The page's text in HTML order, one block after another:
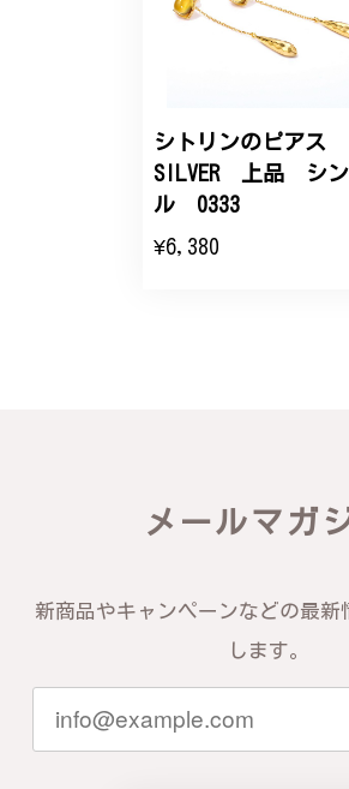
シトリンのピアス
SILVER 上品 シ
ル 0333
¥6,380
メールマガ
新商品やキャンペーンなどの最新
します。